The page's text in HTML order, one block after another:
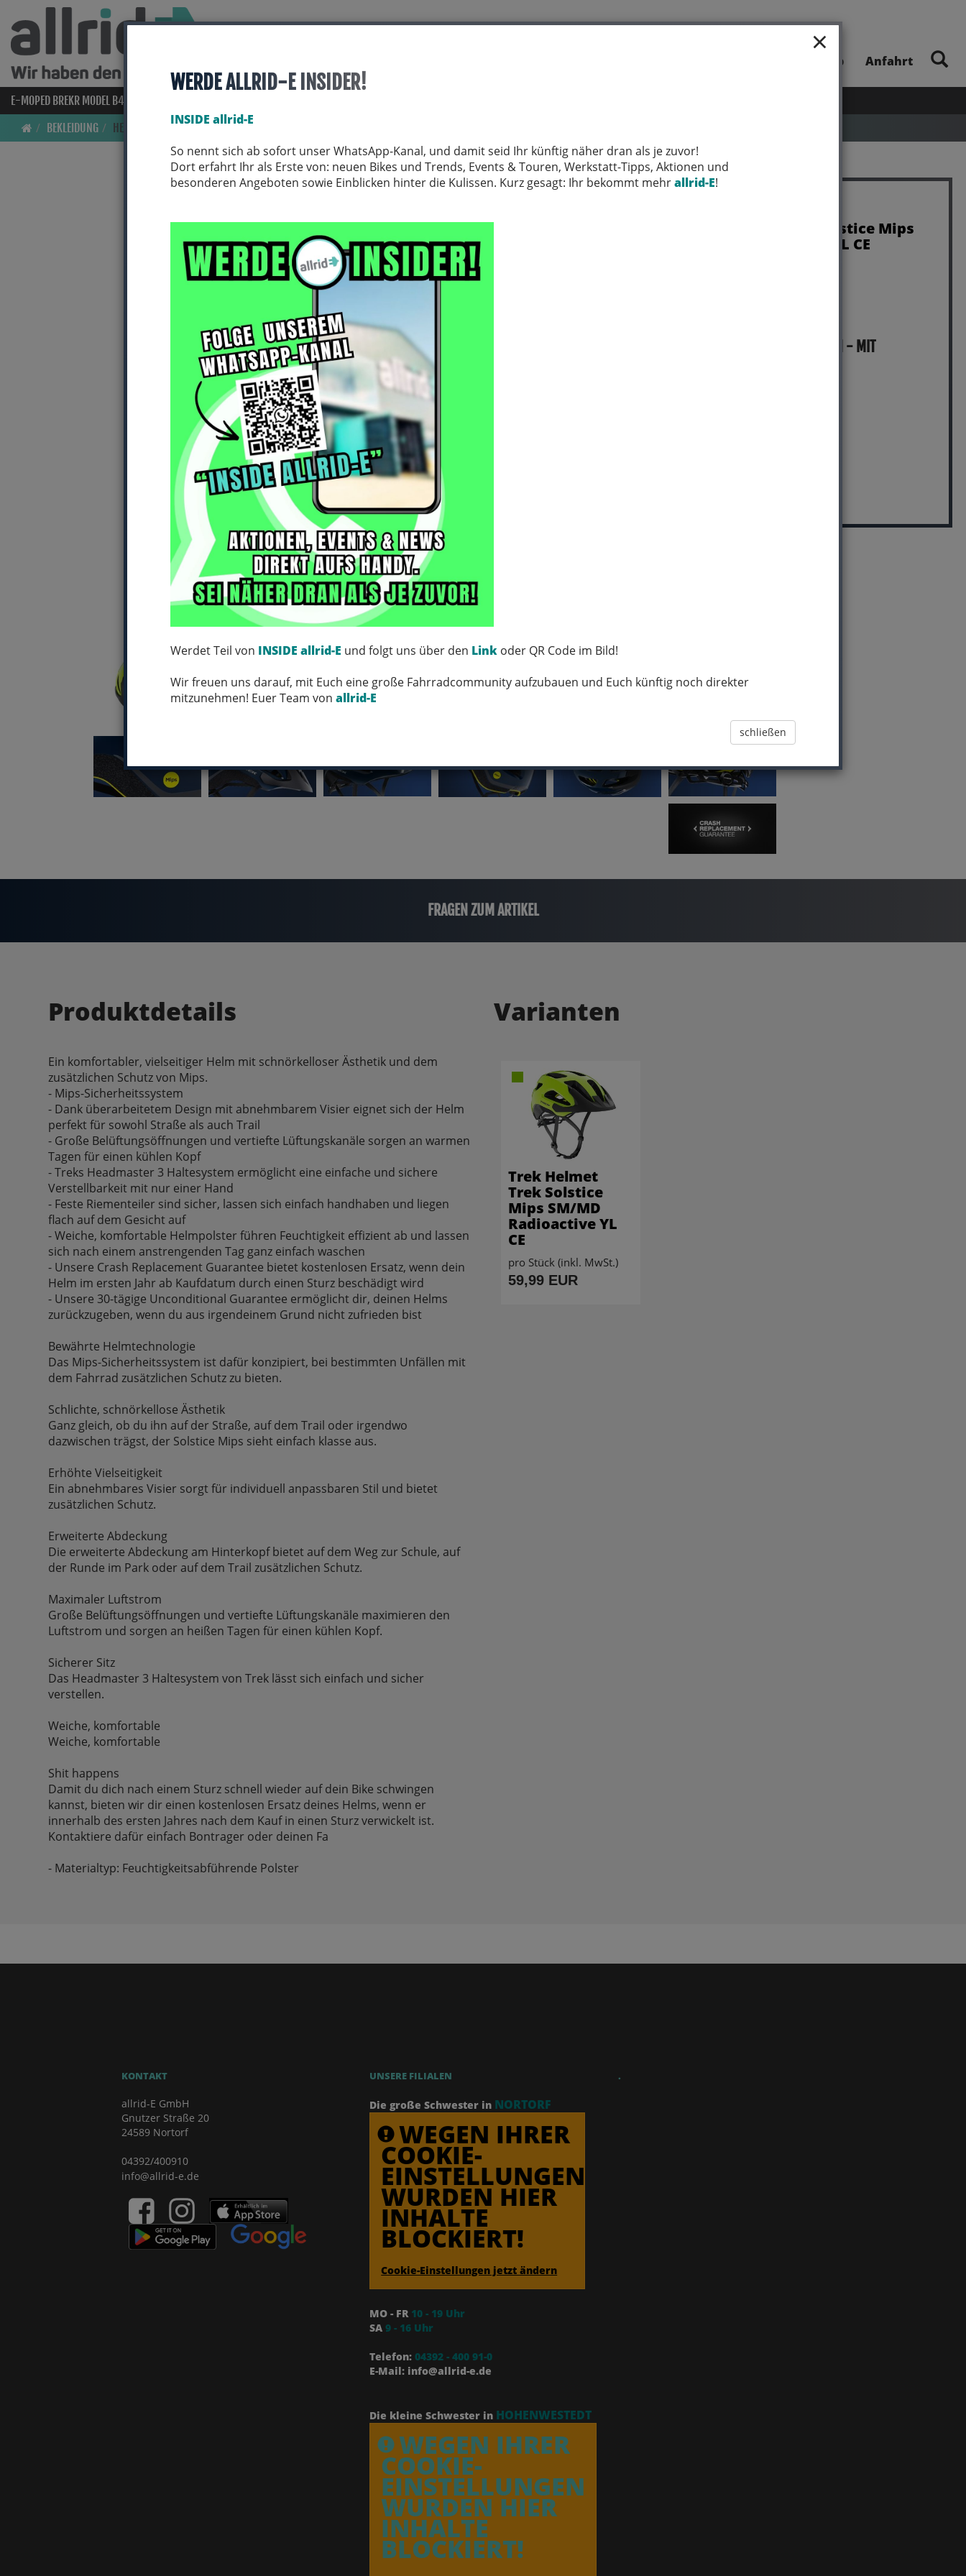
×
WERDE ALLRID-E INSIDER!
INSIDE allrid-E
So nennt sich ab sofort unser WhatsApp-Kanal, und damit seid Ihr künftig näher dran als je zuvor!
Dort erfahrt Ihr als Erste von: neuen Bikes und Trends, Events & Touren, Werkstatt-Tipps, Aktionen und
besonderen Angeboten sowie Einblicken hinter die Kulissen. Kurz gesagt: Ihr bekommt mehrallrid-E!
Werdet Teil von INSIDE allrid-E und folgt uns über den Link oder QR Code im Bild!
Wir freuen uns darauf, mit Euch eine große Fahrradcommunity aufzubauen und Euch künftig noch direkter
mitzunehmen! Euer Team von allrid-E
schließen
Unsere App Anfahrt
E-MOPED BREKR MODEL B4000
BEKLEIDUNG
HELME & ZUBEHÖR
Trek Helmet Trek Solstice Mips
MD/LG Radioactive YL CE
MICH KANNST DU BESTELLEN - MIT
FRAGEN ZUM ARTIKEL
Produktdetails
Ein komfortabler, vielseitiger Helm mit schnörkelloser Ästhetik und dem
zusätzlichen Schutz von Mips.
- Mips-Sicherheitssystem
- Dank überarbeitetem Design mit abnehmbarem Visier eignet sich der Helm
perfekt für sowohl Straße als auch Trail
- Große Belüftungsöffnungen und vertiefte Lüftungskanäle sorgen an warmen
Tagen für einen kühlen Kopf
- Treks Headmaster 3 Haltesystem ermöglicht eine einfache und sichere
Verstellbarkeit mit nur einer Hand
- Feste Riementeiler sind sicher, lassen sich einfach handhaben und liegen
flach auf dem Gesicht auf
- Weiche, komfortable Helmpolster führen Feuchtigkeit effizient ab und lassen
sich nach einem anstrengenden Tag ganz einfach waschen
- Unsere Crash Replacement Guarantee bietet kostenlosen Ersatz, wenn dein
Helm im ersten Jahr ab Kaufdatum durch einen Sturz beschädigt wird
- Unsere 30-tägige Unconditional Guarantee ermöglicht dir, deinen Helms
zurückzugeben, wenn du aus irgendeinem Grund nicht zufrieden bist
Bewährte Helmtechnologie
Das Mips-Sicherheitssystem ist dafür konzipiert, bei bestimmten Unfällen mit
dem Fahrrad zusätzlichen Schutz zu bieten.
Schlichte, schnörkellose Ästhetik
Ganz gleich, ob du ihn auf der Straße, auf dem Trail oder irgendwo
dazwischen trägst, der Solstice Mips sieht einfach klasse aus.
Erhöhte Vielseitigkeit
Ein abnehmbares Visier sorgt für individuell anpassbaren Stil und bietet
zusätzlichen Schutz.
Erweiterte Abdeckung
Die erweiterte Abdeckung am Hinterkopf bietet auf dem Weg zur Schule, auf
der Runde im Park oder auf dem Trail zusätzlichen Schutz.
Maximaler Luftstrom
Große Belüftungsöffnungen und vertiefte Lüftungskanäle maximieren den
Luftstrom und sorgen an heißen Tagen für einen kühlen Kopf.
Sicherer Sitz
Das Headmaster 3 Haltesystem von Trek lässt sich einfach und sicher
verstellen.
Weiche, komfortable
Weiche, komfortable
Shit happens
Damit du dich nach einem Sturz schnell wieder auf dein Bike schwingen
kannst, bieten wir dir einen kostenlosen Ersatz deines Helms, wenn er
innerhalb des ersten Jahres nach dem Kauf in einen Sturz verwickelt ist.
Kontaktiere dafür einfach Bontrager oder deinen Fa
- Materialtyp: Feuchtigkeitsabführende Polster
Varianten
Trek Helmet
Trek Solstice
Mips SM/MD
Radioactive YL
CE
pro Stück (inkl. MwSt.)
59,99 EUR
KONTAKT
allrid-E GmbH
Gnutzer Straße 20
24589 Nortorf
04392/400910
info@allrid-e.de
UNSERE FILIALEN
Die große Schwester in NORTORF
WEGEN IHRER
COOKIE-
EINSTELLUNGEN
WURDEN HIER
INHALTE
BLOCKIERT!
Cookie-Einstellungen jetzt ändern
MO - FR 10 - 19 Uhr
SA9 - 16 Uhr
Telefon: 04392 - 400 91-0
E-Mail: info@allrid-e.de
Die kleine Schwester in HOHENWESTEDT
WEGEN IHRER
COOKIE-
EINSTELLUNGEN
WURDEN HIER
INHALTE
BLOCKIERT!
.